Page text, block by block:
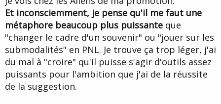
Et inconsciemment, je pense qu'il me faut une
métaphore beaucoup plus puissante que
"changer le cadre d'un souvenir" ou "jouer sur les
submodalités" en PNL. Je trouve ça trop léger, j'ai
du mal à "croire" qu'il puisse s'agir d'outils assez
puissants pour l'ambition que j'ai de la réussite
de la suggestion.